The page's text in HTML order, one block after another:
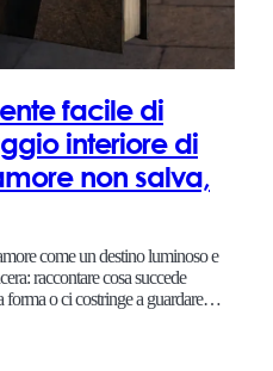
facile di
interiore di
non salva,
come un destino luminoso e
raccontare cosa succede
forma o ci costringe a guardare…